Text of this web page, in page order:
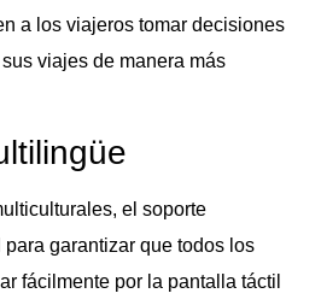
a los viajeros tomar decisiones
viajes de manera más
el soporte
garantizar que todos los
fácilmente por la pantalla táctil